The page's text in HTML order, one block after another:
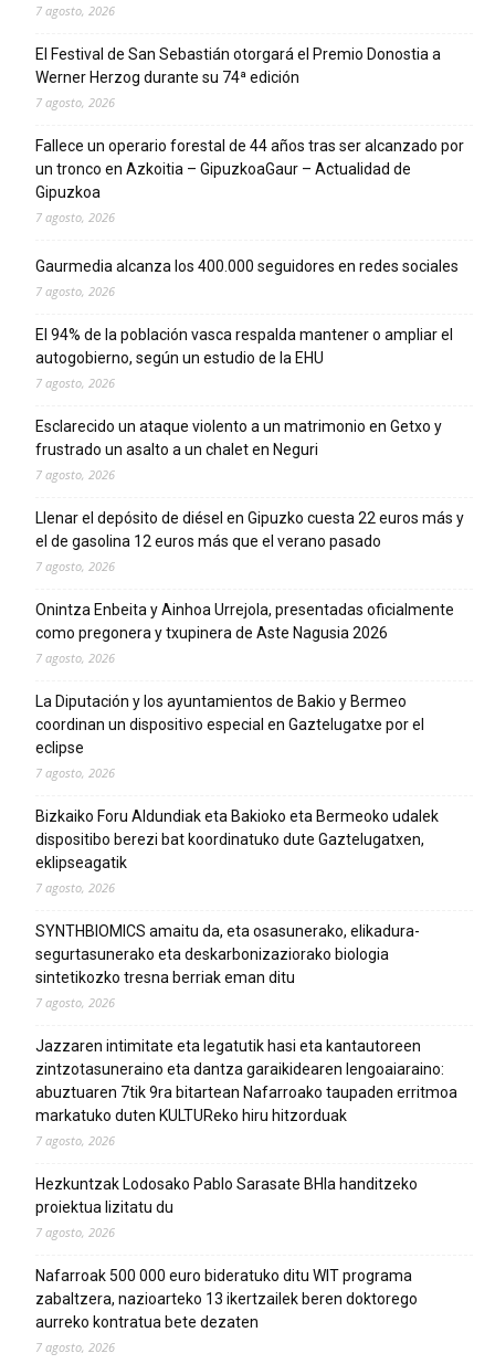
7 agosto, 2026
El Festival de San Sebastián otorgará el Premio Donostia a
Werner Herzog durante su 74ª edición
7 agosto, 2026
Fallece un operario forestal de 44 años tras ser alcanzado por
un tronco en Azkoitia – GipuzkoaGaur – Actualidad de
Gipuzkoa
7 agosto, 2026
Gaurmedia alcanza los 400.000 seguidores en redes sociales
7 agosto, 2026
El 94% de la población vasca respalda mantener o ampliar el
autogobierno, según un estudio de la EHU
7 agosto, 2026
Esclarecido un ataque violento a un matrimonio en Getxo y
frustrado un asalto a un chalet en Neguri
7 agosto, 2026
Llenar el depósito de diésel en Gipuzko cuesta 22 euros más y
el de gasolina 12 euros más que el verano pasado
7 agosto, 2026
Onintza Enbeita y Ainhoa Urrejola, presentadas oficialmente
como pregonera y txupinera de Aste Nagusia 2026
7 agosto, 2026
La Diputación y los ayuntamientos de Bakio y Bermeo
coordinan un dispositivo especial en Gaztelugatxe por el
eclipse
7 agosto, 2026
Bizkaiko Foru Aldundiak eta Bakioko eta Bermeoko udalek
dispositibo berezi bat koordinatuko dute Gaztelugatxen,
eklipseagatik
7 agosto, 2026
SYNTHBIOMICS amaitu da, eta osasunerako, elikadura-
segurtasunerako eta deskarbonizaziorako biologia
sintetikozko tresna berriak eman ditu
7 agosto, 2026
Jazzaren intimitate eta legatutik hasi eta kantautoreen
zintzotasuneraino eta dantza garaikidearen lengoaiaraino:
abuztuaren 7tik 9ra bitartean Nafarroako taupaden erritmoa
markatuko duten KULTUReko hiru hitzorduak
7 agosto, 2026
Hezkuntzak Lodosako Pablo Sarasate BHIa handitzeko
proiektua lizitatu du
7 agosto, 2026
Nafarroak 500 000 euro bideratuko ditu WIT programa
zabaltzera, nazioarteko 13 ikertzailek beren doktorego
aurreko kontratua bete dezaten
7 agosto, 2026